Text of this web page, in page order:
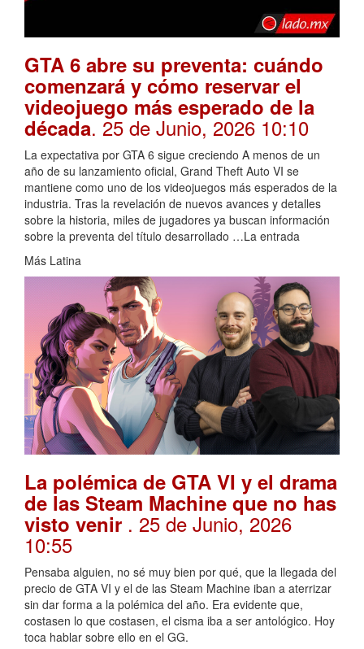
GTA 6 abre su preventa: cuándo
comenzará y cómo reservar el
videojuego más esperado de la
década. 25 de Junio, 2026 10:10
La expectativa por GTA 6 sigue creciendo A menos de un
año de su lanzamiento oficial, Grand Theft Auto VI se
mantiene como uno de los videojuegos más esperados de la
industria. Tras la revelación de nuevos avances y detalles
sobre la historia, miles de jugadores ya buscan información
sobre la preventa del título desarrollado …La entrada
Más Latina
La polémica de GTA VI y el drama
de las Steam Machine que no has
visto venir . 25 de Junio, 2026
10:55
Pensaba alguien, no sé muy bien por qué, que la llegada del
precio de GTA VI y el de las Steam Machine iban a aterrizar
sin dar forma a la polémica del año. Era evidente que,
costasen lo que costasen, el cisma iba a ser antológico. Hoy
toca hablar sobre ello en el GG.